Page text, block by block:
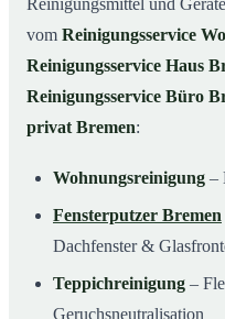
vom Reinigungsservice
Reinigungsservice Haus
Reinigungsservice Büro
privat Bremen:
Wohnungsreinigung –
Fensterputzer Bremen
Dachfenster &
Teppichreinigung –
Geruchsneutralisation